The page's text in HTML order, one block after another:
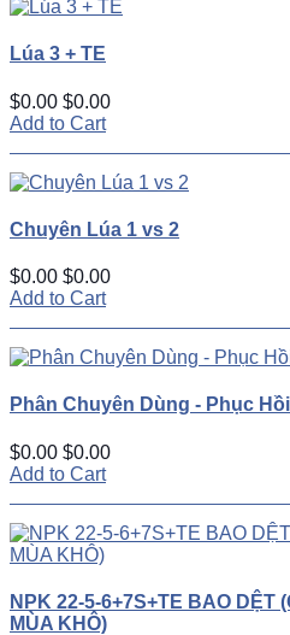
Lúa 3 + TE
$0.00 $0.00
Add to Cart
Chuyên Lúa 1 vs 2
$0.00 $0.00
Add to Cart
Phân Chuyên Dùng - Phục
$0.00 $0.00
Add to Cart
NPK 22-5-6+7S+TE BAO DỆT
MÙA KHÔ)